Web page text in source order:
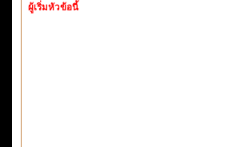
ผู้เริ่มหัวข้อนี้